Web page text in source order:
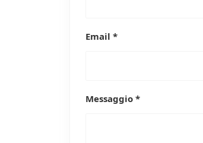
Email *
Messaggio *